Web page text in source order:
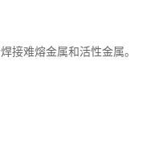
接难熔金属和活性金属。